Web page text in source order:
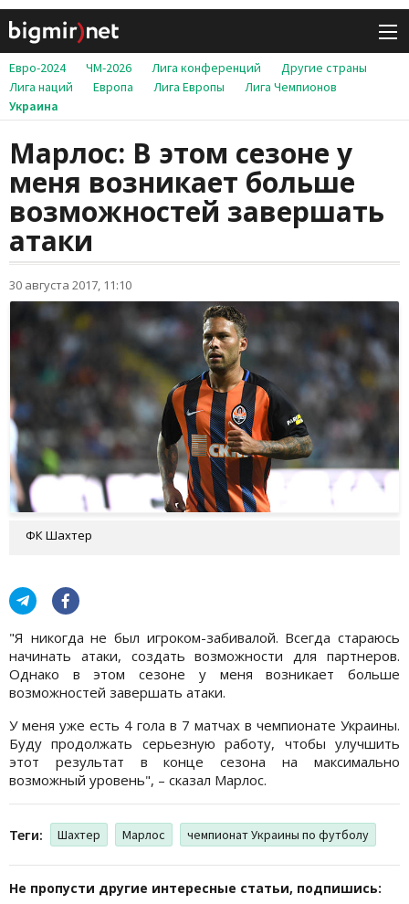
Евро-2024 ЧМ-2026 Лига конференций
Другие страны
Лига наций
Европа Лига Европы
Лига Чемпионов
Украина
Марлос: В этом сезоне у
меня возникает больше
возможностей завершать
атаки
30 августа 2017, 11:10
ФК Шахтер
"Я никогда не был игроком-забивалой. Всегда стараюсь
начинать атаки, создать возможности для партнеров.
Однако в этом сезоне у меня возникает больше
возможностей завершать атаки.
У меня уже есть 4 гола в 7 матчах в чемпионате Украины.
Буду продолжать серьезную работу, чтобы улучшить
этот результат в конце сезона на максимально
возможный уровень", – сказал Марлос.
Теги: Шахтер Марлос чемпионат Украины по футболу
Не пропусти другие интересные статьи, подпишись: